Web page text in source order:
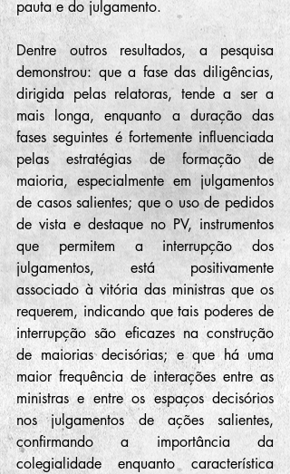
pauta e do julgamento.
Dentre outros resultados, a pesquisa
demonstrou: que a fase das diligências,
dirigida pelas relatoras, tende a ser a
mais longa, enquanto a duração das
fases seguintes é fortemente influenciada
pelas estratégias de formação de
maioria, especialmente em julgamentos
de casos salientes; que o uso de pedidos
de vista e destaque no PV, instrumentos
que permitem a interrupção dos
julgamentos, está positivamente
associado à vitória das ministras que os
requerem, indicando que tais poderes de
interrupção são eficazes na construção
de maiorias decisórias; e que há uma
maior frequência de interações entre as
ministras e entre os espaços decisórios
nos julgamentos de ações salientes,
confirmando a importância da
colegialidade enquanto característica